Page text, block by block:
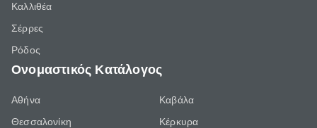
Καλλιθέα
Σέρρες
Ρόδος
Ονομαστικός Κατάλογος
Αθήνα
Θεσσαλονίκη
Καβάλα
Κέρκυρα